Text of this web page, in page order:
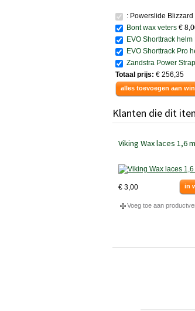
: Powerslide
Bont wax veters €
EVO Shorttrack helm
EVO Shorttrack Pro
Zandstra Power
Totaal prijs: € 256,35
alles toevoegen aan
Klanten die dit
Viking Wax laces 1,6 m
€ 3,00 in
Voeg toe aan